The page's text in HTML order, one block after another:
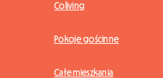
Coliving
Pokoje gościnne
Całe mieszkania